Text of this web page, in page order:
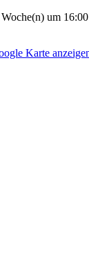
um
Karte